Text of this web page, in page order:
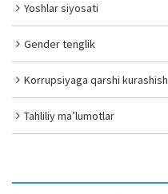
Yoshlar siyosati
Gender tenglik
Korrupsiyaga qarshi kurashish
Tahliliy ma’lumotlar